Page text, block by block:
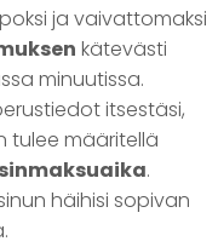
ja vaivattomaksi
kätevästi
minuutissa.
itsestäsi,
tulee määritellä
.
häihisi sopivan